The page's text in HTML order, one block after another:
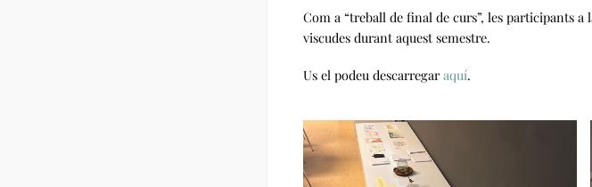
Com a “treball de final de curs”, les participants
viscudes durant aquest semestre.
Us el podeu descarregaraquí.